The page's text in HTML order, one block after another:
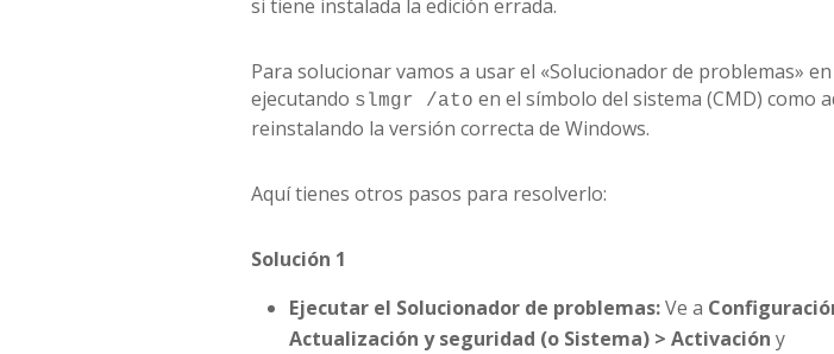
si tiene instalada la edición errada.
Para solucionar vamos a usar el «Solucionador de problemas»
ejecutando slmgr /ato en el símbolo del sistema (CMD) como
reinstalando la versión correcta de Windows.
Aquí tienes otros pasos para resolverlo:
Solución 1
Ejecutar el Solucionador de problemas:Ve a
Actualización y seguridad (o Sistema) > Activación y